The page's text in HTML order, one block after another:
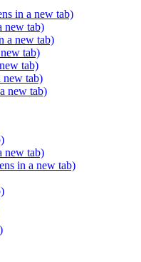
in a new tab)
new tab)
a new tab)
tab)
tab)
new tab)
new tab)
new tab)
in a new tab)